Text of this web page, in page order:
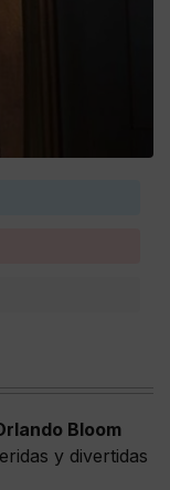
Bloom
y divertidas